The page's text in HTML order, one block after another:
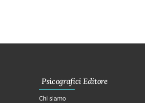
Psicografici Editore
Chi siamo